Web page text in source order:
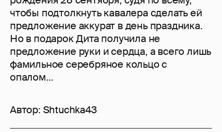
чтобы подтолкнуть кавалера сделать ей
предложение аккурат в день праздника.
Но в подарок Дита получила не
предложение руки и сердца, а всего лишь
фамильное серебряное кольцо с
опалом…
Автор: Shtuchka43